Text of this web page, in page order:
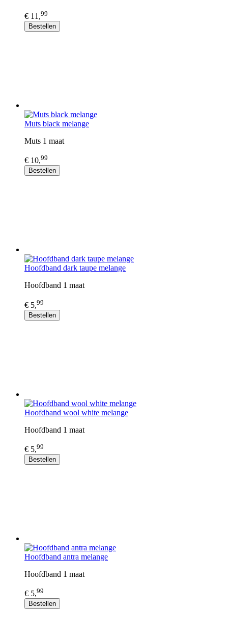
€ 11,99
Bestellen
Muts black melange
Muts 1 maat
€ 10,99
Bestellen
Hoofdband dark taupe melange
Hoofdband 1 maat
€ 5,99
Bestellen
Hoofdband wool white melange
Hoofdband 1 maat
€ 5,99
Bestellen
Hoofdband antra melange
Hoofdband 1 maat
€ 5,99
Bestellen